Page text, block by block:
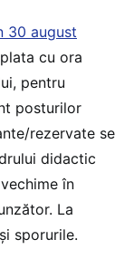
30 august
cu ora
pentru
posturilor
rezervate se
didactic
în
La
sporurile.